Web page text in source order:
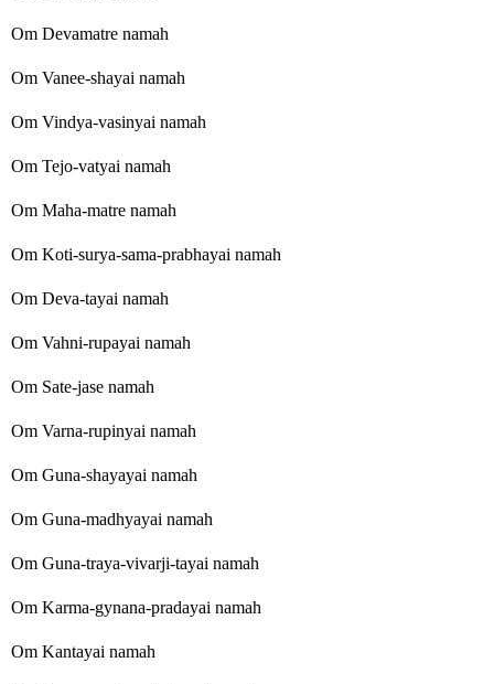
Om Devamatre namah
Om Vanee-shayai namah
Om Vindya-vasinyai namah
Om Tejo-vatyai namah
Om Maha-matre namah
Om Koti-surya-sama-prabhayai namah
Om Deva-tayai namah
Om Vahni-rupayai namah
Om Sate-jase namah
Om Varna-rupinyai namah
Om Guna-shayayai namah
Om Guna-madhyayai namah
Om Guna-traya-vivarji-tayai namah
Om Karma-gynana-pradayai namah
Om Kantayai namah